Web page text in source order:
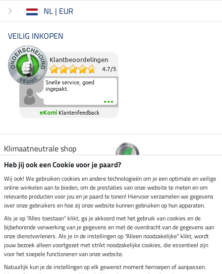
NL | EUR
VEILIG INKOPEN
Klantbeoordelingen
4.7/5
Snelle service, goed
ingepakt.
eKomi Klantenfeedback
Klimaatneutrale shop
Verzending per
Veilig betalen met
Impressum
Heb jij ook een Cookie voor je paard?
Wij ook! We gebruiken cookies en andere technologieën om je een optimale en veilige
online winkelen aan te bieden, om de prestaties van onze website te meten en om
relevante producten voor jou en je paard te tonen! Hiervoor verzamelen we gegevens
over onze gebruikers en hoe zij onze website kunnen gebruiken op hun apparaten.
Als je op "Alles toestaan" klikt, ga je akkoord met het gebruik van cookies en de
bijbehorende verwerking van je gegevens en met de overdracht van de gegevens aan
onze dienstverleners. Als je in de instellingen op "Alleen noodzakelijke" klikt, wordt
jouw bezoek alleen voortgezet met strikt noodzakelijke cookies, die essentieel zijn
voor het soepele functioneren van onze website.
Natuurlijk kun je de instellingen op elk gewenst moment herroepen of aanpassen.